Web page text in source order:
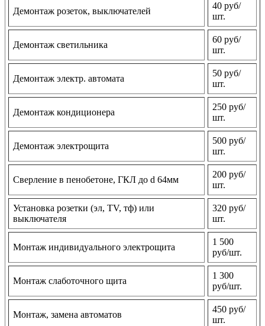
Демонтаж розеток, выключателей
40 руб/
шт.
Демонтаж светильника
60 руб/
шт.
Демонтаж электр. автомата
50 руб/
шт.
Демонтаж кондиционера
250 руб/
шт.
Демонтаж электрощита
500 руб/
шт.
Сверление в пенобетоне, ГКЛ до d 64мм
200 руб/
шт.
Установка розетки (эл, TV, тф) или
выключателя
320 руб/
шт.
Монтаж индивидуального электрощита
1 500
руб/шт.
Монтаж слаботочного щита
1 300
руб/шт.
Монтаж, замена автоматов
450 руб/
шт.